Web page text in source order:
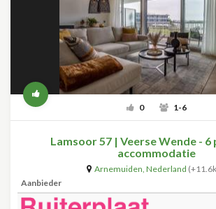
0 1-6
Lamsoor 57 | Veerse Wende - 6
accommodatie
Arnemuiden, Nederland
Aanbieder